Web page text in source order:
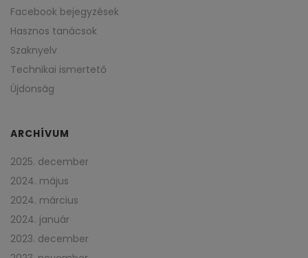
Facebook bejegyzések
Hasznos tanácsok
Szaknyelv
Technikai ismertető
Újdonság
ARCHÍVUM
2025. december
2024. május
2024. március
2024. január
2023. december